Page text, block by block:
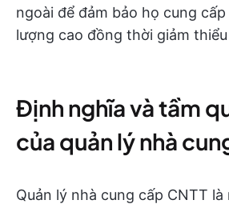
ngoài để đảm bảo họ cung
lượng cao đồng thời giảm
Định nghĩa và tầm
của quản lý nhà
Quản lý nhà cung cấp CNTT